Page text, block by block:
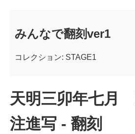
みんなで翻刻ver1
コレクション: STAGE1
天明三卯年七月
注進写 - 翻刻